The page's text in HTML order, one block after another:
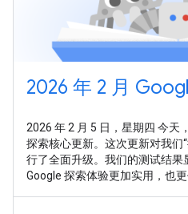
2026 年 2 月
2026 年 2 月 5 日，星期四 今天
探索核心更新。这次更新对我们
行了全面升级。我们的测试结
Google 探索体验更加实用，也